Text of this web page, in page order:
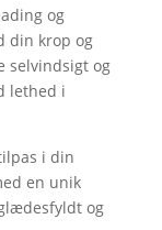
og
din krop og
selvindsigt og
lethed i
i din
en unik
og